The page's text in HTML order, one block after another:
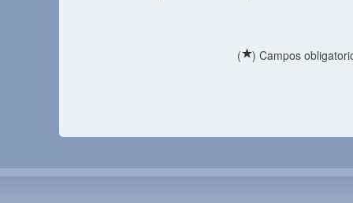
( ) Campos